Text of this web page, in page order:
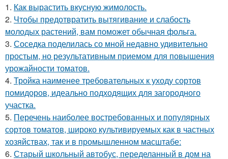
1. Как вырастить вкусную жимолость.
2. Чтобы предотвратить вытягивание и слабость
молодых растений, вам поможет обычная фольга.
3. Соседка поделилась со мной недавно удивительно
простым, но результативным приемом для повышения
урожайности томатов.
4. Тройка наименее требовательных к уходу сортов
помидоров, идеально подходящих для загородного
участка.
5. Перечень наиболее востребованных и популярных
сортов томатов, широко культивируемых как в частных
хозяйствах, так и в промышленном масштабе:
6. Старый школьный автобус, переделанный в дом на